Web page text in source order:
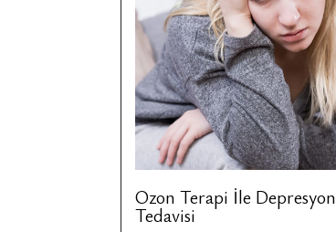
Ozon Terapi İle Depresyon
Tedavisi